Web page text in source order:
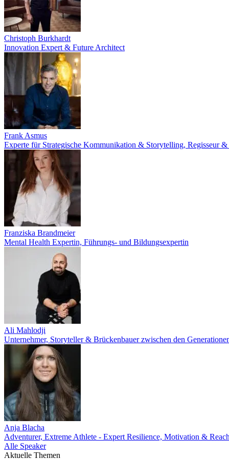
Christoph Burkhardt
Innovation Expert & Future Architect
Frank Asmus
Experte für Strategische Kommunikation & Storytelling, Regisseur
Franziska Brandmeier
Mental Health Expertin, Führungs- und Bildungsexpertin
Ali Mahlodji
Unternehmer, Storyteller & Brückenbauer zwischen den
Anja Blacha
Adventurer, Extreme Athlete - Expert Resilience, Motivation &
Alle Speaker
Aktuelle Themen